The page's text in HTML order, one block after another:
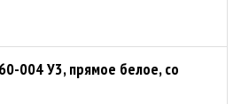
004 У3, прямое белое, со